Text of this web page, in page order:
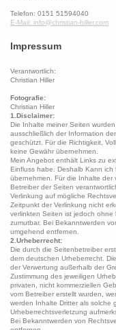
Telefon: 0151 51594040
E-Mail: info@christian-hiller.com
Impressum
Verantwortlich:
Christian Hiller
Fotografie:
Christian Hiller
1.Disclaimer:
Die Inhalte meiner Seiten
ausschließlich der Information
geschützt. Für die Richtigkeit,
keine Gewähr übernehmen.
Mein Angebot enthält Links zu
Einfluss habe. Deshalb Kann
übernehmen. Für die Inhalte der
Betreiber der Seiten
Verlinkung auf mögliche
Zeitpunkt der Verlinkung nicht
verlinkten Seiten ist jedoch
zumutbar. Bei Bekanntwerden
umgehend entfernen.
2.Urheberrecht:
Die durch die Seitenbetreiber
dem deutschen Urheberrecht.
der Verwertung außerhalb der
Zustimmung des jeweiligen
privaten, nicht kommerziellen
vom Betreiber erstellt wurden,
werden Inhalte Dritter als solche
Urheberrechtsverletzung
Bei Bekanntwerden von